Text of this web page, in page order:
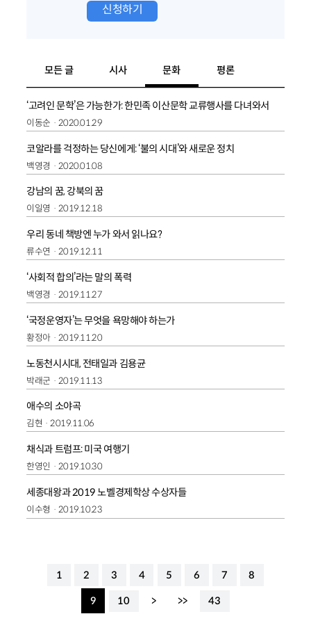
신청하기
모든 글 시사 문화 평론
‘고려인 문학’은 가능한가: 한민족 이산문학 교류행사를 다녀와서
이동순 2020.01.29
코알라를 걱정하는 당신에게: ‘불의 시대’와 새로운 정치
백영경 2020.01.08
강남의 꿈, 강북의 꿈
이일영 2019.12.18
우리 동네 책방엔 누가 와서 읽나요?
류수연 2019.12.11
‘사회적 합의’라는 말의 폭력
백영경 2019.11.27
‘국정운영자’는 무엇을 욕망해야 하는가
황정아 2019.11.20
노동천시시대, 전태일과 김용균
박래군 2019.11.13
애수의 소야곡
김현 2019.11.06
채식과 트럼프: 미국 여행기
한영인 2019.10.30
세종대왕과 2019 노벨경제학상 수상자들
이수형 2019.10.23
1 2 3 4 5 6 7 8
9 10 > >> 43